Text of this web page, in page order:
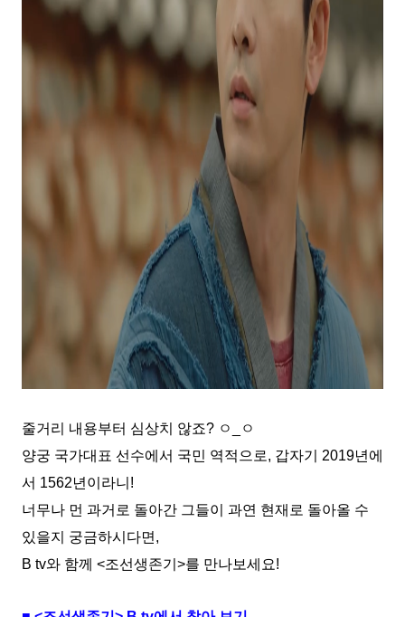
줄거리 내용부터 심상치 않죠? ㅇ_ㅇ
양궁 국가대표 선수에서 국민 역적으로, 갑자기 2019년에
서 1562년이라니!
너무나 먼 과거로 돌아간 그들이 과연 현재로 돌아올 수
있을지 궁금하시다면,
B tv와 함께 <조선생존기>를 만나보세요!